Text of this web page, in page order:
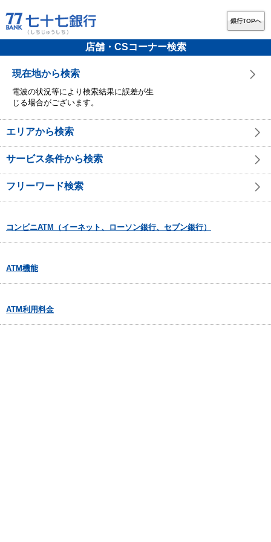
銀行TOPへ
店舗・CSコーナー検索
現在地から検索
電波の状況等により検索結果に誤差が生
じる場合がございます。
エリアから検索
サービス条件から検索
フリーワード検索
コンビニATM（イーネット、ローソン銀行、セブン銀行）
ATM機能
ATM利用料金